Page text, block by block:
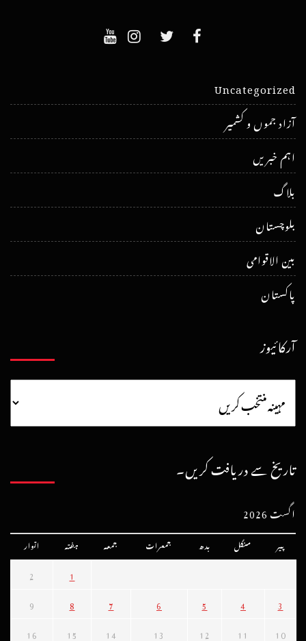
Uncategorized
آزاد جموں و کشمیر
اہم خبریں
بلاگ
بلوچستان
بین الاقوامی
پاکستان
آرکائیوز
تاریخ سے دریافت کریں۔
اگست 2026
پیر منگل بدھ جمعرات جمعہ ہفتہ اتوار
1
2
3
4
5
6
7
8
9
10
11
12
13
14
15
16